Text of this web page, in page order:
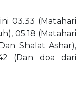
03.33 (Matahari
05.18 (Matahari
Shalat Ashar),
(Dan doa dari